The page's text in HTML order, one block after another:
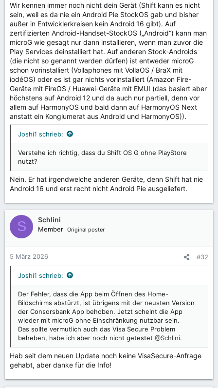
Wir kennen immer noch nicht dein Gerät (Shift kann es nicht
sein, weil es da nie ein Android Pie StockOS gab und bisher
außer in Entwicklerkreisen kein Android 16 gibt). Auf
zertifizierten Android-Handset-StockOS („Android“) kann man
microG wie gesagt nur dann installieren, wenn man zuvor die
Play Services deinstalliert hat. Auf anderen Stock-Androids
(die nicht so genannt werden dürfen) ist entweder microG
schon vorinstalliert (Vollaphones mit VollaOS / BraX mit
iodéOS) oder es ist gar nichts vorinstalliert (Amazon Fire-
Geräte mit FireOS / Huawei-Geräte mit EMUI (das basiert aber
höchstens auf Android 12 und da auch nur partiell, denn vor
allem auf HarmonyOS und bald dann auf HarmonyOS Next
anstatt ein Konglumerat aus Android und HarmonyOS)).
Joshi1 schrieb:
Verstehe ich richtig, dass du Shift OS G ohne PlayStore
nutzt?
Nein. Er hat irgendwelche anderen Geräte, denn Shift hat nie
Android 16 und erst recht nicht Android Pie ausgeliefert.
S Schlini
Member Original poster
5 März 2026 #32
Joshi1 schrieb:
Der Fehler, dass die App beim Öffnen des Home-
Bildschirms abstürzt, ist übrigens mit der neusten Version
der Consorsbank App behoben. Jetzt scheint die App
wieder mit microG ohne Einschränkung nutzbar sein.
Das sollte vermutlich auch das Visa Secure Problem
beheben, habe ich aber noch nicht getestet @Schlini.
Hab seit dem neuen Update noch keine VisaSecure-Anfrage
gehabt, aber danke für die Info!